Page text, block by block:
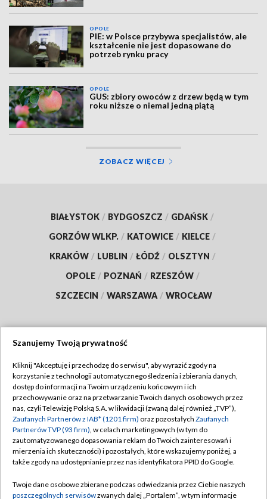
OPOLE
PIE: w Polsce przybywa specjalistów, ale
kształcenie nie jest dopasowane do
potrzeb rynku pracy
OPOLE
GUS: zbiory owoców z drzew będą w tym
roku niższe o niemal jedną piątą
ZOBACZ WIĘCEJ
BIAŁYSTOK / BYDGOSZCZ / GDAŃSK /
GORZÓW WLKP. / KATOWICE / KIELCE /
KRAKÓW / LUBLIN / ŁÓDŹ / OLSZTYN /
OPOLE / POZNAŃ / RZESZÓW /
SZCZECIN / WARSZAWA / WROCŁAW
TVP
Abonament TVP
Emisja w TVP
Centrum informacji TVP
Naziemna Telewizja Cyfrowa
Rada Programowa
Regulamin TVP
Polityka prywatności
Moje zgody
Pomoc
Kontakt
Szanujemy Twoją prywatność
Kliknij "Akceptuję i przechodzę do serwisu", aby wyrazić zgody na
korzystanie z technologii automatycznego śledzenia i zbierania danych,
dostęp do informacji na Twoim urządzeniu końcowym i ich
przechowywanie oraz na przetwarzanie Twoich danych osobowych przez
nas, czyli Telewizję Polską S.A. w likwidacji (zwaną dalej również „TVP”),
Zaufanych Partnerów z IAB* (1201 firm) oraz pozostałych Zaufanych
Partnerów TVP (93 firm), w celach marketingowych (w tym do
zautomatyzowanego dopasowania reklam do Twoich zainteresowań i
mierzenia ich skuteczności) i pozostałych, które wskazujemy poniżej, a
także zgody na udostępnianie przez nas identyfikatora PPID do Google.
Twoje dane osobowe zbierane podczas odwiedzania przez Ciebie naszych
poszczególnych serwisówzwanych dalej „Portalem”, w tym informacje